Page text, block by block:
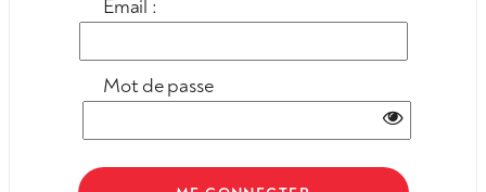
Email :
Mot de passe